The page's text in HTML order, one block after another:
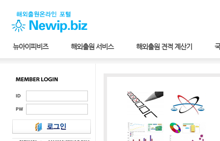
뉴아이피비즈 해외출원 서비스 해외출원 견적 계산기